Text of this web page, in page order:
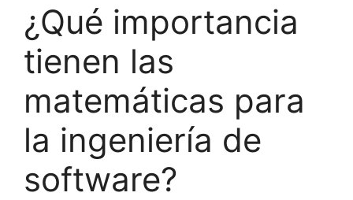
¿Qué importancia
tienen las
matemáticas para
la ingeniería de
software?